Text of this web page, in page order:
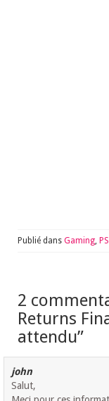
Publié dans Gaming
2
Returns
attendu”
john
Salut,